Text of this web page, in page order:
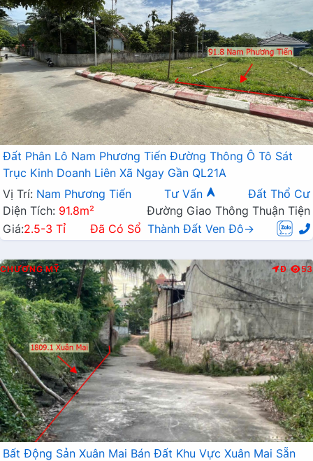
Đất Phân Lô Nam Phương Tiến Đường Thông Ô Tô Sát
Trục Kinh Doanh Liên Xã Ngay Gần QL21A
Vị Trí: Nam Phương Tiến Tư Vấn
Đất Thổ Cư
Diện Tích: 91.8m²
Đường Giao Thông Thuận Tiện
Giá:2.5-3 Tỉ Đã Có Sổ Thành Đất Ven Đô→
CHƯƠNG MỸ Đ 53
Bất Động Sản Xuân Mai Bán Đất Khu Vực Xuân Mai Sẵn